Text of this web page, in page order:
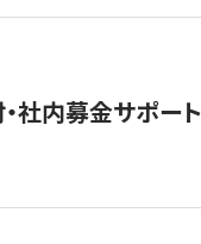
内募金サポート